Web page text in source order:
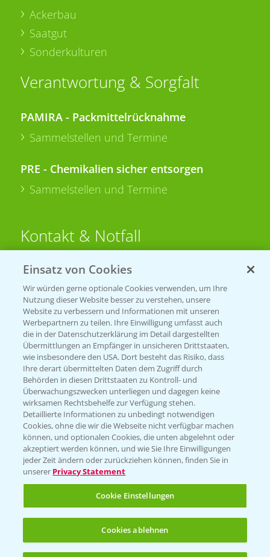
Ackerbau
Saatgut
Sonderkulturen
Verantwortung & Sorgfalt
PAMIRA - Packmittelrücknahme
Sammelstellen und Termine
PRE - Chemikalien sicher entsorgen
Sammelstellen und Termine
Kontakt & Notfall
Beratung auf WhatsApp
T.+49 (0)174 346 564 1
KONTAKT
Hilfe in Notfällen
T.+49 (0)214/30-20220
Folgen Sie uns
Einsatz von Cookies
Wir würden gerne optionale Cookies verwenden, um Ihre
Nutzung dieser Website besser zu verstehen, unsere
Website zu verbessern und Informationen mit unseren
Werbepartnern zu teilen. Ihre Einwilligung umfasst auch
die in der Datenschutzerklärung im Detail dargestellten
Übermittlungen an Empfänger in unsicheren Drittstaaten,
wie insbesondere den USA. Dort besteht das Risiko, dass
Ihre derart übermittelten Daten dem Zugriff durch
Behörden in diesen Drittstaaten zu Kontroll- und
Überwachungszwecken unterliegen und dagegen keine
wirksamen Rechtsbehelfe zur Verfügung stehen.
Detaillierte Informationen zu unbedingt notwendigen
Cookies, ohne die wir die Webseite nicht verfügbar machen
können, und optionalen Cookies, die unten abgelehnt oder
akzeptiert werden können, und wie Sie Ihre Einwilligungen
jeder Zeit ändern oder zurückziehen können, finden Sie in
unserer Privacy Statement
Cookie Einstellungen
Cookies ablehnen